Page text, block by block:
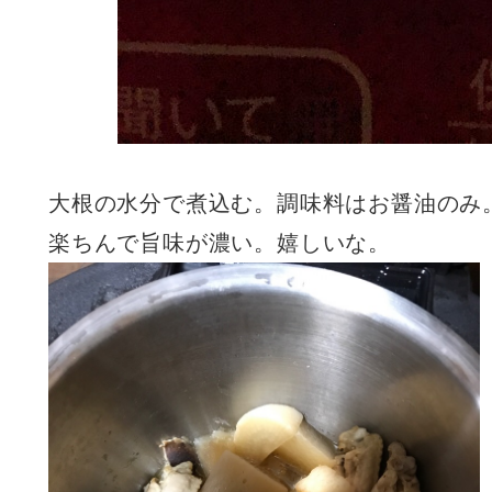
大根の水分で煮込む。調味料はお醤油のみ
楽ちんで旨味が濃い。嬉しいな。